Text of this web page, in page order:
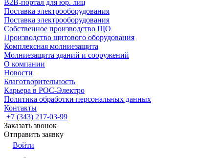
B2B-портал для юр. лиц
Поставка электрооборудования
Поставка электрооборудования
Собственное производство ЩО
Производство щитового оборудования
Комплексная молниезащита
Молниезащита зданий и сооружений
О компании
Новости
Благотворительность
Карьера в РОС-Электро
Политика обработки персональных данных
Контакты
+7 (343) 217-03-99
Заказать звонок
Отправить заявку
Войти